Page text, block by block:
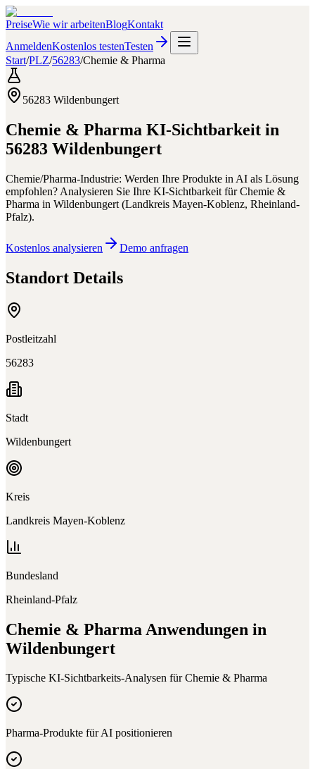
PreiseWie wir arbeitenBlogKontakt
AnmeldenKostenlos testenTesten
Start/PLZ/56283/Chemie & Pharma
56283 Wildenbungert
Chemie & Pharma KI-Sichtbarkeit in
56283 Wildenbungert
Chemie/Pharma-Industrie: Werden Ihre Produkte in AI als Lösung
empfohlen? Analysieren Sie Ihre KI-Sichtbarkeit fürChemie &
Pharma in Wildenbungert (Landkreis Mayen-Koblenz, Rheinland-
Pfalz).
Kostenlos analysieren Demo anfragen
Standort Details
Postleitzahl
56283
Stadt
Wildenbungert
Kreis
Landkreis Mayen-Koblenz
Bundesland
Rheinland-Pfalz
Chemie & Pharma Anwendungen in
Wildenbungert
Typische KI-Sichtbarkeits-Analysen fürChemie & Pharma
Pharma-Produkte für AI positionieren